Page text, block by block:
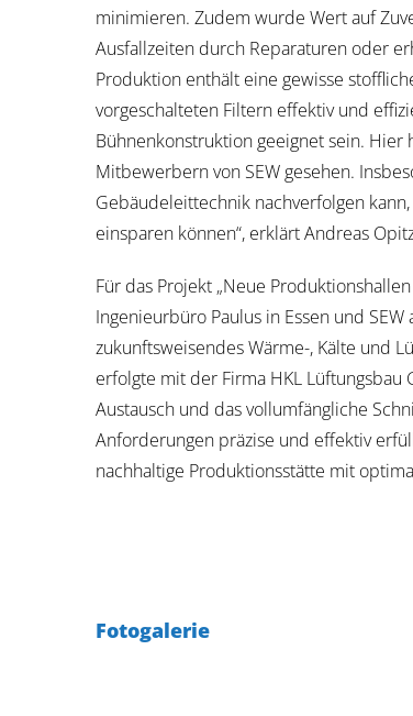
minimieren. Zudem wurde Wert auf
Ausfallzeiten durch Reparaturen oder
Produktion enthält eine gewisse
vorgeschalteten Filtern effektiv und
Bühnenkonstruktion geeignet sein.
Mitbewerbern von SEW gesehen.
Gebäudeleittechnik nachverfolgen
einsparen können“, erklärt Andreas
Für das Projekt „Neue
Ingenieurbüro Paulus in Essen und
zukunftsweisendes Wärme-, Kälte und
erfolgte mit der Firma HKL
Austausch und das vollumfängliche
Anforderungen präzise und effektiv
nachhaltige Produktionsstätte mit
Fotogalerie